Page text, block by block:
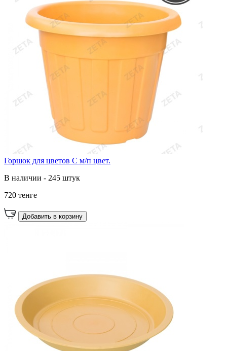
Горшок для цветов С м/п цвет.
В наличии - 245 штук
720 тенге
Добавить в корзину